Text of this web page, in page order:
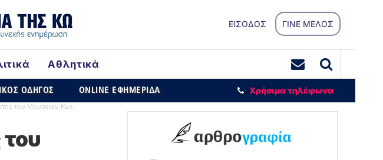
ΕΙΣΟΔΟΣ ΓΙΝΕ ΜΕΛΟΣ
Αθλητικά
ΟΔΗΓΟΣ ONLINE ΕΦΗΜΕΡΙΔΑ Χρήσιμα τηλέφωνα
του Μουσείου Κω):